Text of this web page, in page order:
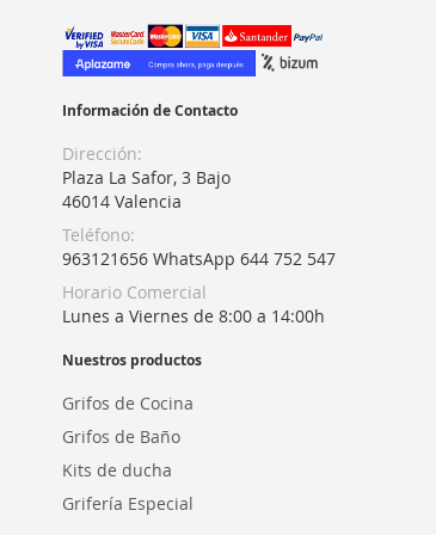
Información de Contacto
Dirección:
Plaza La Safor, 3 Bajo
46014 Valencia
Teléfono:
963121656 WhatsApp 644 752 547
Horario Comercial
Lunes a Viernes de 8:00 a 14:00h
Nuestros productos
Grifos de Cocina
Grifos de Baño
Kits de ducha
Grifería Especial